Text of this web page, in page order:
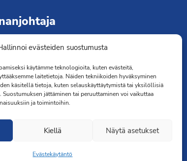
evästeiden suostumusta
käytämme teknologioita, kuten evästeitä,
laitetietoja. Näiden tekniikoiden hyväksyminen
käsitellä tietoja, kuten selauskäyttäytymistä tai yksilöllisiä
jättäminen tai peruuttaminen voi vaikuttaa
ja toimintoihin.
Kiellä Näytä asetukset
Evästekäytäntö